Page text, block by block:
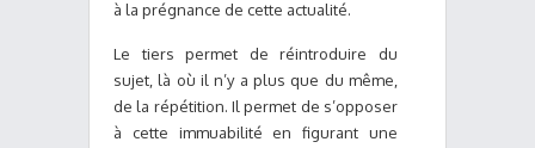
à la prégnance de cette actualité.
Le tiers permet de réintroduire du
sujet, là où il n’y a plus que du même,
de la répétition. Il permet de s’opposer
à cette immuabilité en figurant une